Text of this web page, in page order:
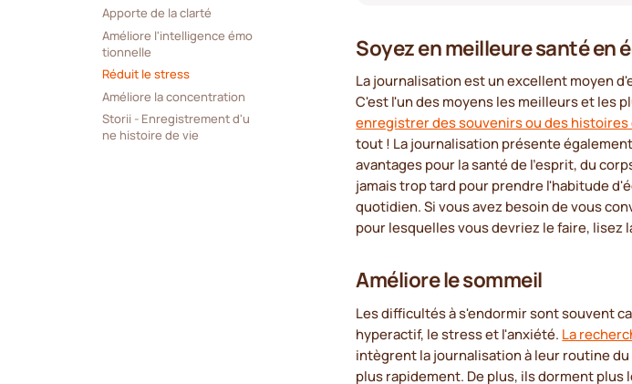
Apporte de la clarté
Améliore l'intelligence émo
tionnelle
Réduit le stress
Améliore la concentration
Storii - Enregistrement d'u
ne histoire de vie
Soyez en meilleure santé en
La journalisation est un excellent moyen
C'est l'un des moyens les meilleurs et les
enregistrer des souvenirs ou des histoires
tout ! La journalisation présente
avantages pour la santé de l'esprit, du
jamais trop tard pour prendre l'habitude
quotidien. Si vous avez besoin de vous
pour lesquelles vous devriez le faire, lisez
Améliore le sommeil
Les difficultés à s'endormir sont souvent
hyperactif, le stress et l'anxiété. La
intègrent la journalisation à leur routine
plus rapidement. De plus, ils dorment plus